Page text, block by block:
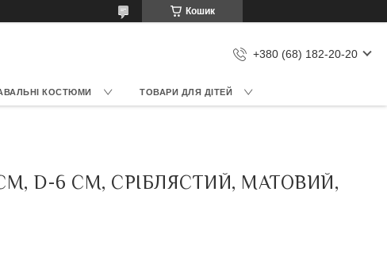
Кошик
+380 (68) 182-20-20
КОСТЮМИ ТОВАРИ ДЛЯ ДІТЕЙ
D-6 СМ, СРІБЛЯСТИЙ, МАТОВИЙ,